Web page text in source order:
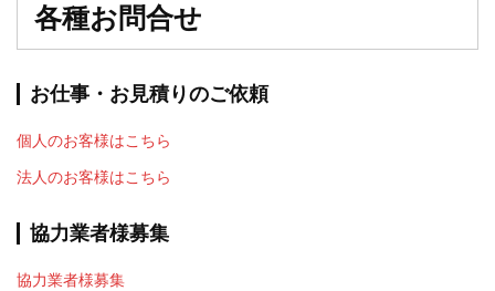
各種お問合せ
お仕事・お見積りのご依頼
個人のお客様はこちら
法人のお客様はこちら
協力業者様募集
協力業者様募集